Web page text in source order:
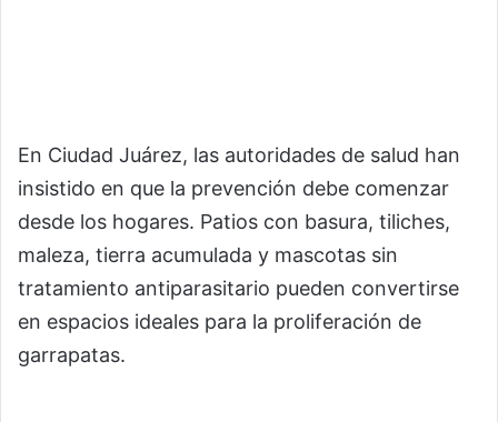
En Ciudad Juárez, las autoridades de salud han
insistido en que la prevención debe comenzar
desde los hogares. Patios con basura, tiliches,
maleza, tierra acumulada y mascotas sin
tratamiento antiparasitario pueden convertirse
en espacios ideales para la proliferación de
garrapatas.